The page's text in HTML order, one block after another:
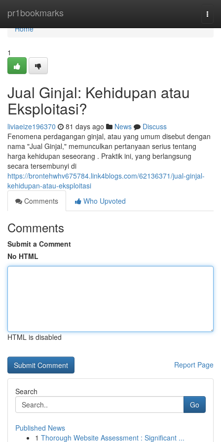
pr1bookmarks
Home
Home
1
Jual Ginjal: Kehidupan atau
Eksploitasi?
liviaeize196370 81 days ago News
Discuss
Fenomena perdagangan ginjal, atau yang umum disebut dengan
nama "Jual Ginjal," memunculkan pertanyaan serius tentang
harga kehidupan seseorang . Praktik ini, yang berlangsung
secara tersembunyi di
https://brontehwhv675784.link4blogs.com/62136371/jual-ginjal-
kehidupan-atau-eksploitasi
Comments
Who Upvoted
Comments
Submit a Comment
No HTML
HTML is disabled
Report Page
Search
Go
Published News
1 Thorough Website Assessment : Significant ...